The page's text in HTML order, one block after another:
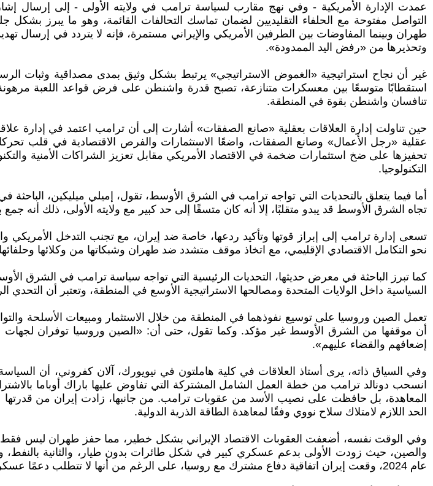
عمدت الإدارة الأمريكية - وفي نهج مقارب لسياسة ترامب في ولايته الأولى - إلى إرسال
التواصل مفتوحة مع الحلفاء التقليديين لضمان تماسك التحالفات القائمة، وهو ما يبرز
طهران وبينما المفاوضات بين الطرفين الأمريكي والإيراني مستمرة، فإنه لا يتردد في إرسال
وتحذيرها من «رفض اليد الممدودة».
غير أن نجاح استراتيجية «الغموض الاستراتيجي» يرتبط بشكل وثيق بمدى مصداقية وثبات
استقطابًا متوسعًا بين معسكرات متنازعة، تصبح قدرة واشنطن على فرض قواعد اللعبة
تنافسان واشنطن بقوة في المنطقة.
حين تناولت إدارة العلاقات بعقلية «صانع الصفقات» أشارت إلى أن ترامب اعتمد في إدارة
عقلية «رجل الأعمال» وصانع الصفقات، واضعًا الاستثمارات والفرص الاقتصادية في قلب
تحفيزها على ضخ استثمارات ضخمة في الاقتصاد الأمريكي مقابل تعزيز الشراكات الأمنية
التكنولوجيا.
أما فيما يتعلق بالتحديات التي تواجه ترامب في الشرق الأوسط، تقول، إميلي ميليكين،
تجاه الشرق الأوسط قد يبدو متقلبًا، إلا أنه كان متسقًا إلى حد كبير مع ولايته الأولى، ذلك أنه
تسعى إدارة ترامب إلى إبراز قوتها وتأكيد ردعها، خاصة ضد إيران، مع تجنب التدخل الأمريكي
نحو التكامل الاقتصادي الإقليمي، مع اتخاذ موقف متشدد ضد طهران وشبكاتها من وكلائها
كما تبرز الباحثة في معرض حديثها، التحديات الرئيسية التي تواجه سياسة ترامب في الشرق
السياسية داخل الولايات المتحدة ومصالحها الاستراتيجية الأوسع في المنطقة، وتعتبر أن
تعمل الصين وروسيا على توسيع نفوذهما في المنطقة من خلال الاستثمار ومبيعات الأسلحة
أن موقفها من الشرق الأوسط غير مؤكد. وكما تقول، حتى أن: «الصين وروسيا توفران لجهات
إضعافهم والقضاء عليهم».
الحد اللازم لامتلاك سلاح نووي وفقًا لمعاهدة الطاقة الذرية الدولية.
وفي الوقت نفسه، أضعفت العقوبات الاقتصاد الإيراني بشكل خطير، مما حفز طهران ليس فقط
والصين، حيث زودت الأولى بدعم عسكري كبير في شكل طائرات بدون طيار، والثانية بالنفط،
عام 2024، وقعت إيران اتفاقية دفاع مشترك مع روسيا، على الرغم من أنها لا تتطلب دعمًا عسكريًا.